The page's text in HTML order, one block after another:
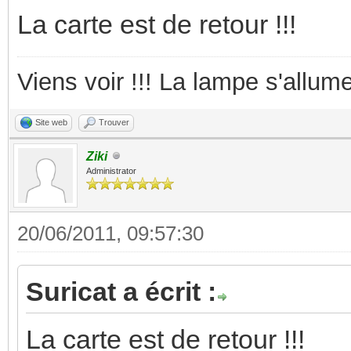
La carte est de retour !!!
Viens voir !!! La lampe
Site web Trouver
Ziki
Administrator
20/06/2011, 09:57:30
Suricat a écrit :
La carte est de retour !!!